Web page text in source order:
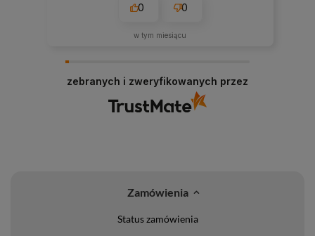
0 0
w tym miesiącu
zebranych i zweryfikowanych przez
Zamówienia
Status zamówienia